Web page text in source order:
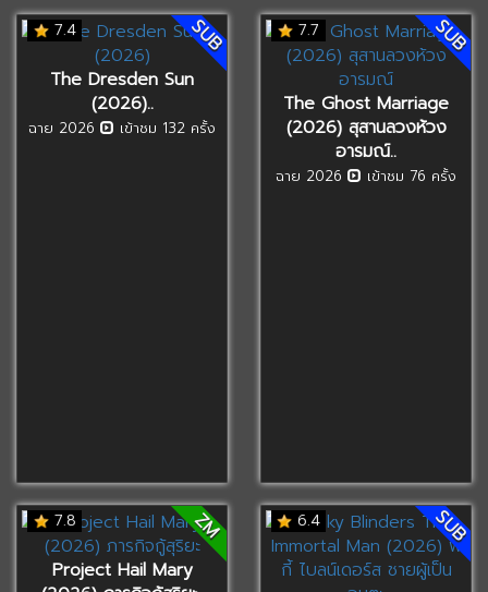
7.4 SUB
The Dresden Sun
(2026)..
ฉาย 2026 เข้าชม 132 ครั้ง
7.7 SUB
The Ghost Marriage
(2026) สุสานลวงห้วง
อารมณ์..
ฉาย 2026 เข้าชม 76 ครั้ง
7.8 ZM
Project Hail Mary
6.4 SUB